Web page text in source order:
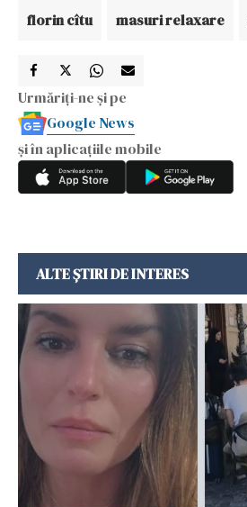
florin cîtu masuri relaxare
Urmăriți-ne și pe
Google News
și în aplicațiile mobile
ALTE ȘTIRI DE INTERES